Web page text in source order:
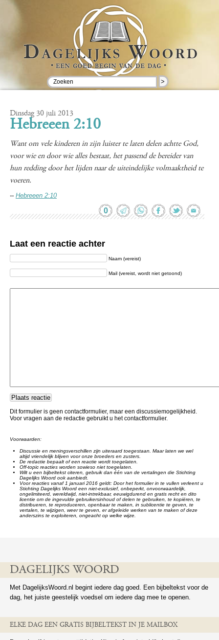
>
Dinsdag 30 juli 2013
Hebreeen 2:10
Want om vele kinderen in zijn luister te laten delen achtte God,
voor wie en door wie alles bestaat, het passend de bereider van
hun redding door het lijden naar de uiteindelijke volmaaktheid te
voeren.
-- Hebreeen 2:10
0
Laat een reactie achter
Naam (vereist)
Mail (vereist, wordt niet getoond)
Dit formulier is geen contactformulier, maar een discussiemogelijkheid.
Voor vragen aan de redactie gebruikt u het contactformulier.
Voorwaarden:
Discussie en meningsverschillen zijn uiteraard toegestaan. Maar laten we wel
altijd vriendelijk blijven voor onze broeders en zusters.
De redactie bepaalt of een reactie wordt toegelaten.
Off-topic reacties worden sowieso niet toegelaten.
Wilt u een bijbeltekst citeren, gebruik dan één van de vertalingen die Stichting
Dagelijks Woord ook aanbiedt.
Voor reacties vanaf 1 januari 2016 geldt: Door het formulier in te vullen verleent u
Stichting Dagelijks Woord een niet-exclusief, onbeperkt, onvoorwaardelijk,
ongelimiteerd, wereldwijd, niet-intrekbaar, eeuwigdurend en gratis recht en dito
licentie om de ingevulde gebruikersinhoud of delen te gebruiken, te kopiëren, te
distribueren, te reproduceren, openbaar te maken, in sublicentie te geven, te
vertalen, te wijzigen, weer te geven, er afgeleide werken van te maken of deze
anderszins te exploiteren, ongeacht op welke wijze.
DAGELIJKS WOORD
Met DagelijksWoord.nl begint iedere dag goed. Een bijbeltekst voor de
dag, het juiste geestelijk voedsel om iedere dag mee te openen.
ELKE DAG EEN GRATIS BIJBELTEKST IN JE MAILBOX